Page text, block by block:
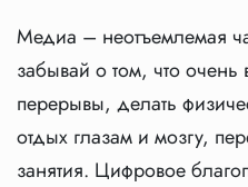
Медиа – неотъемлемая
забывай о том, что очень
перерывы, делать
отдых глазам и мозгу,
занятия. Цифровое